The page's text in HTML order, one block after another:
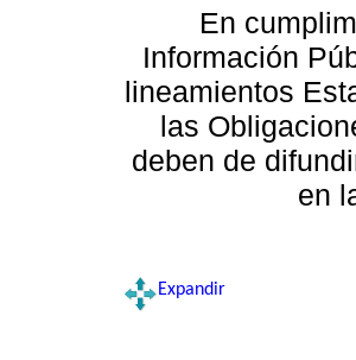
En
Información
lineamientos
las
deben de
en
Expandir